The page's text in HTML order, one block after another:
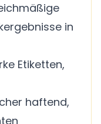
in
Etiketten,
haftend,